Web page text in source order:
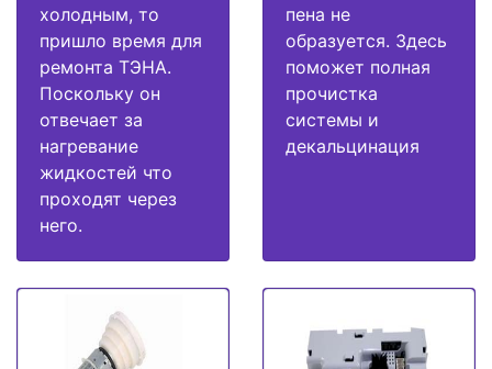
холодным, то
пришло время для
ремонта ТЭНА.
Поскольку он
отвечает за
нагревание
жидкостей что
проходят через
него.
пена не
образуется. Здесь
поможет полная
прочистка
системы и
декальцинация